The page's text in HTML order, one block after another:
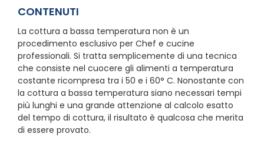
CONTENUTI
La cottura a bassa temperatura non è un
procedimento esclusivo per Chef e cucine
professionali. Si tratta semplicemente di una tecnica
che consiste nel cuocere gli alimenti a temperatura
costante ricompresa tra i 50 e i 60° C. Nonostante con
la cottura a bassa temperatura siano necessari tempi
più lunghi e una grande attenzione al calcolo esatto
del tempo di cottura, il risultato è qualcosa che merita
di essere provato.